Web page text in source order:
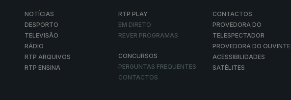
NOTÍCIAS
DESPORTO
TELEVISÃO
RÁDIO
RTP ARQUIVOS
RTP ENSINA
RTP PLAY
EM DIRETO
REVER PROGRAMAS
CONCURSOS
PERGUNTAS FREQUENTES
CONTACTOS
CONTACTOS
PROVEDORA DO
TELESPECTADOR
PROVEDORA DO OUVINTE
ACESSIBILIDADES
SATÉLITES